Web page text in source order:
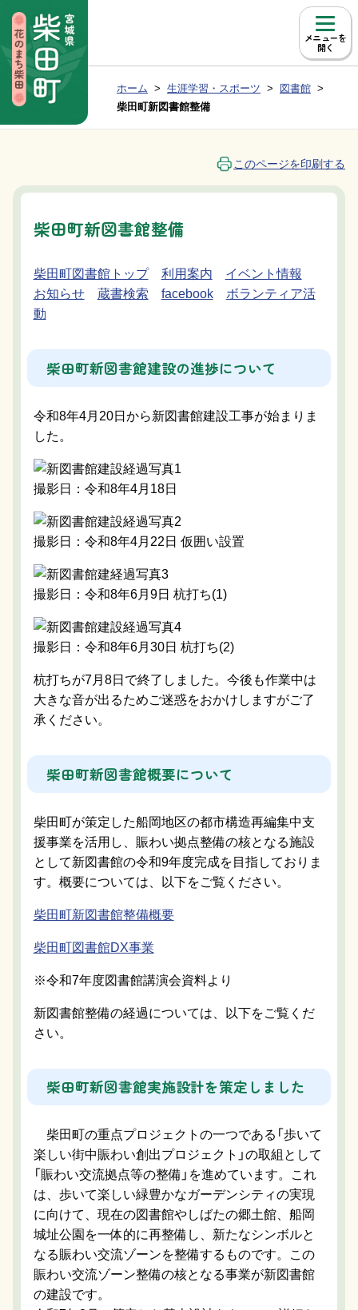
メニュー
Group NAV BreadCrumb
現在位置：
ホーム 生涯学習・スポーツ
図書館
柴田町新図書館整備
このページを印刷する
柴田町新図書館整備
柴田町図書館トップ 利用案内
イベント情報
お知らせ
蔵書検索 facebook
ボランティア活
動
柴田町新図書館建設の進捗について
令和8年4月20日から新図書館建設工事が始まりま
した。
撮影日：令和8年4月18日
撮影日：令和8年4月22日 仮囲い設置
撮影日：令和8年6月9日 杭打ち(1)
撮影日：令和8年6月30日 杭打ち(2)
杭打ちが7月8日で終了しました。今後も作業中は
大きな音が出るためご迷惑をおかけしますがご了
承ください。
柴田町新図書館概要について
柴田町が策定した船岡地区の都市構造再編集中支
援事業を活用し、賑わい拠点整備の核となる施設
として新図書館の令和9年度完成を目指しておりま
す。概要については、以下をご覧ください。
柴田町新図書館整備概要
柴田町図書館DX事業
※令和7年度図書館講演会資料より
新図書館整備の経過については、以下をご覧くだ
さい。
柴田町新図書館実施設計を策定しました
柴田町の重点プロジェクトの一つである「歩いて
楽しい街中賑わい創出プロジェクト」の取組として
「賑わい交流拠点等の整備」を進めています。これ
は、歩いて楽しい緑豊かなガーデンシティの実現
に向けて、現在の図書館やしばたの郷土館、船岡
城址公園を一体的に再整備し、新たなシンボルと
なる賑わい交流ゾーンを整備するものです。この
賑わい交流ゾーン整備の核となる事業が新図書館
の建設です。